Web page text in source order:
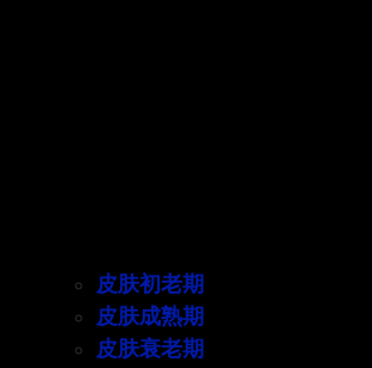
皮肤初老期
皮肤成熟期
皮肤衰老期